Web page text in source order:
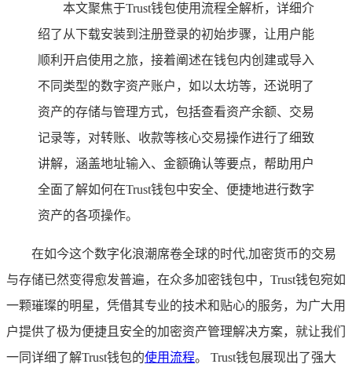
本文聚焦于Trust钱包使用流程全解析，详细介
绍了从下载安装到注册登录的初始步骤，让用户能
顺利开启使用之旅，接着阐述在钱包内创建或导入
不同类型的数字资产账户，如以太坊等，还说明了
资产的存储与管理方式，包括查看资产余额、交易
记录等，对转账、收款等核心交易操作进行了细致
讲解，涵盖地址输入、金额确认等要点，帮助用户
全面了解如何在Trust钱包中安全、便捷地进行数字
资产的各项操作。
在如今这个数字化浪潮席卷全球的时代,加密货币的交易
与存储已然变得愈发普遍，在众多加密钱包中，Trust钱包宛如
一颗璀璨的明星，凭借其专业的技术和贴心的服务，为广大用
户提供了极为便捷且安全的加密资产管理解决方案，就让我们
一同详细了解Trust钱包的使用流程。 Trust钱包展现出了强大